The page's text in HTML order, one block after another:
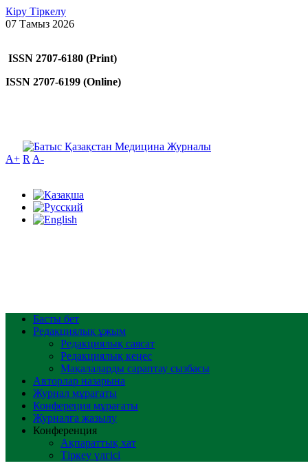
Кіру Тіркелу
07 Тамыз 2026
ISSN 2707-6180 (Print)
ISSN 2707-6199 (Online)
A+ R A-
Басты бет
Редакциялық ұжым
Редакциялық саясат
Редакциялық кеңес
Мақалаларды сараптау сызбасы
Авторлар назарына
Журнал мұрағаты
Конфереция мұрағаты
Журналға жазылу
Конференция
Ақпараттық хат
Тіркеу үлгісі